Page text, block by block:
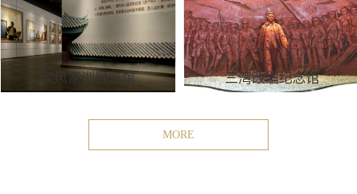
家风家训展览馆 三湾改编纪念馆
MORE